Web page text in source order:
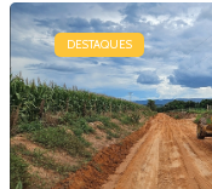
DESTAQUES